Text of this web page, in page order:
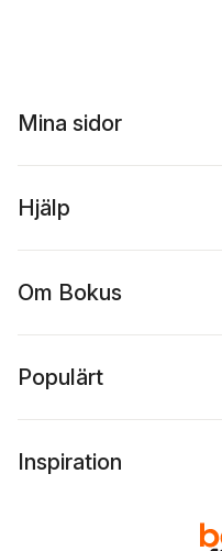
Mina sidor
Hjälp
Om Bokus
Populärt
Inspiration